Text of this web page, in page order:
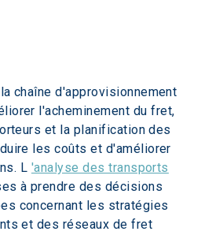
chaîne d'approvisionnement
l'acheminement du fret,
et la planification des
les coûts et d'améliorer
L 'analyse des transports
à prendre des décisions
concernant les stratégies
et des réseaux de fret